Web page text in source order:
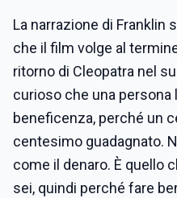
La narrazione di Franklin
che il film volge al
ritorno di Cleopatra nel
curioso che una persona
beneficenza, perché un
centesimo guadagnato.
come il denaro. È quello
sei, quindi perché fare